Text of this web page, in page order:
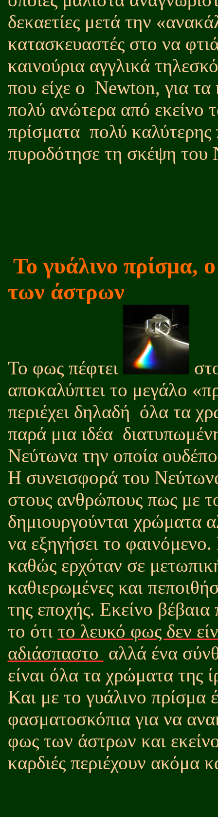
δεκαετίες μετά την
κατασκευαστές στο να
καινούρια αγγλικά
που είχε ο Newton, για τα
πολύ ανώτερα από εκείνο
πρίσματα πολύ καλύτερης
πυροδότησε τη σκέψη του
Το γυάλινο πρίσμα,
των άστρων
Το φως πέφτει
αποκαλύπτει το μεγάλο
περιέχει δηλαδή όλα τα
παρά μια ιδέα
Νεύτωνα την οποία
Η συνεισφορά του Νεύτωνα
στους ανθρώπους πως με
δημιουργούνται χρώματα
να εξηγήσει το
καθώς ερχόταν σε
καθιερωμένες και
της εποχής. Εκείνο
το ότι το λευκό φως δεν
αδιάσπαστο αλλά ένα
είναι όλα τα χρώματα της
Και με το γυάλινο πρίσμα
φασματοσκόπια για να
φως των άστρων και
καρδιές περιέχουν ακόμα